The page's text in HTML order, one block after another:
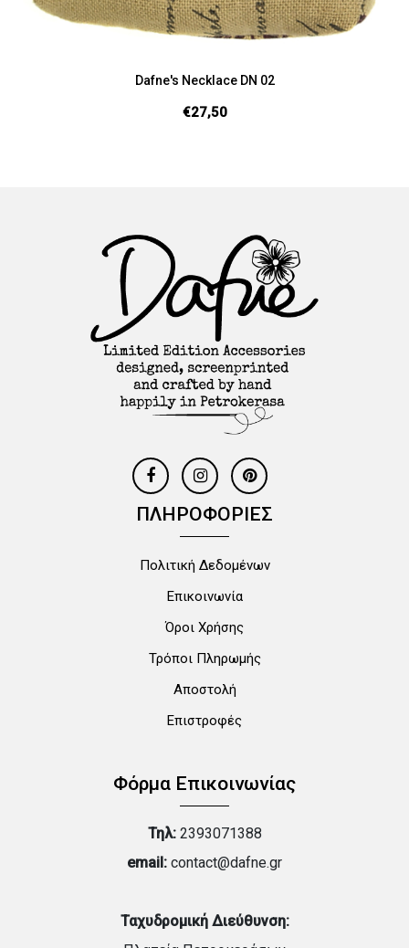
Dafne's Necklace DN 02
€27,50
ΠΛΗΡΟΦΟΡΙΕΣ
Πολιτική Δεδομένων
Επικοινωνία
Όροι Χρήσης
Τρόποι Πληρωμής
Αποστολή
Επιστροφές
Φόρμα Επικοινωνίας
Τηλ:2393071388
email: contact@dafne.gr
Ταχυδρομική Διεύθυνση: